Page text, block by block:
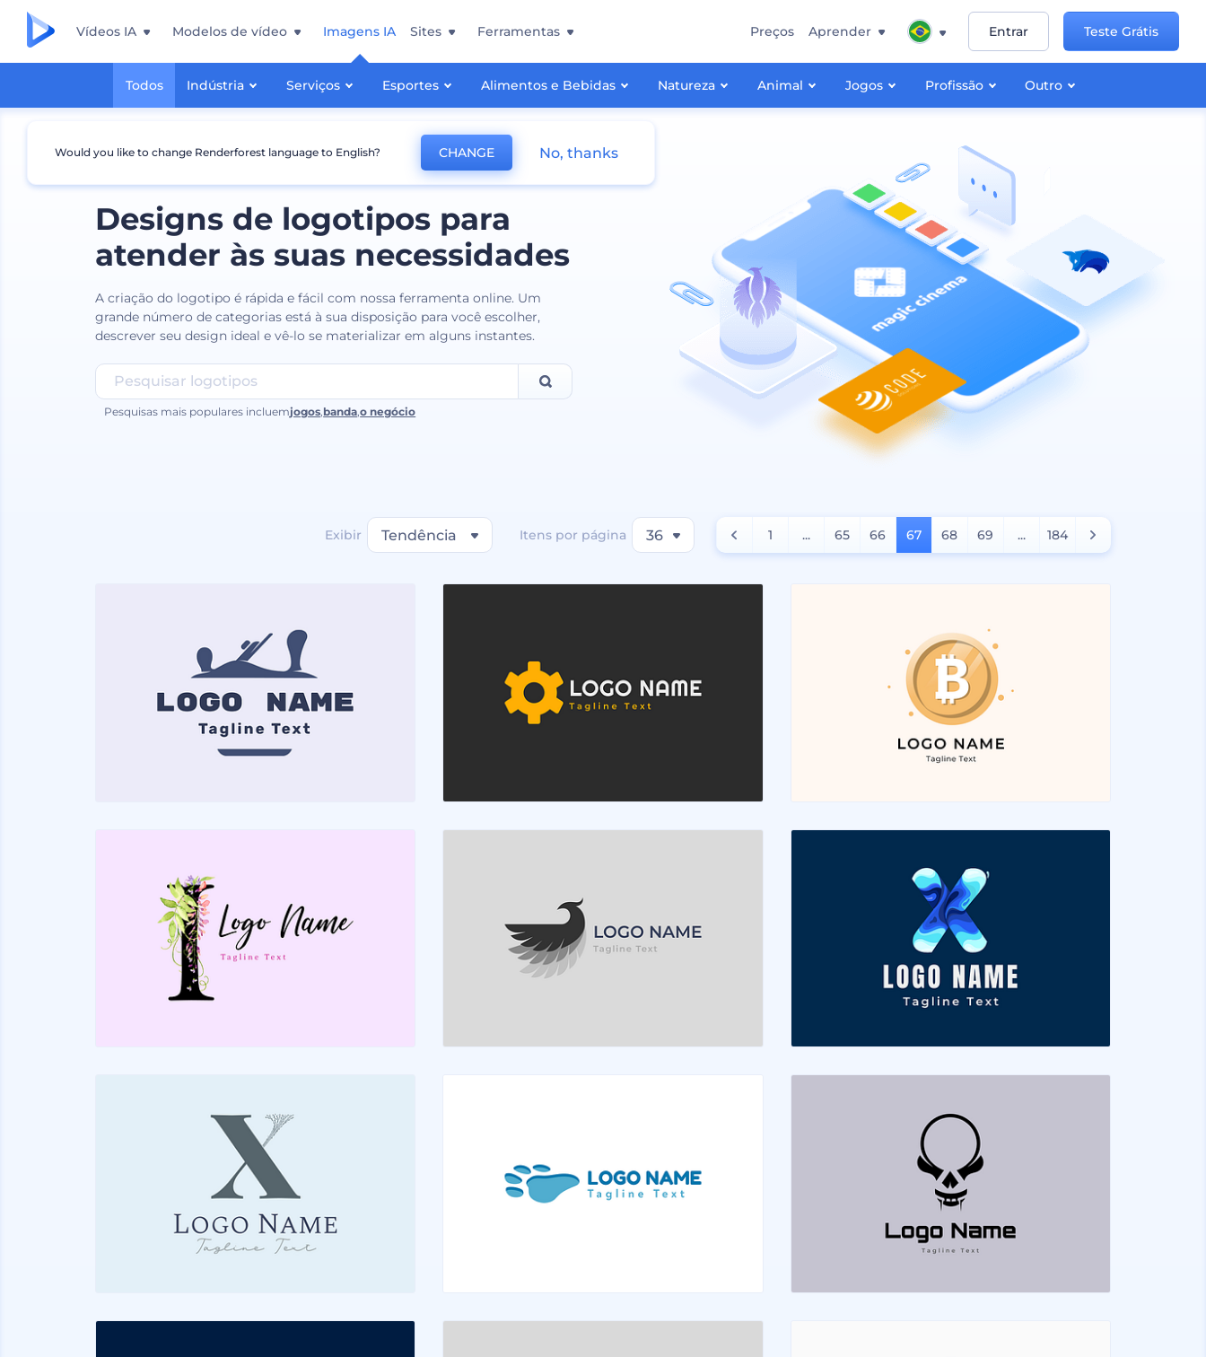
Vídeos IA Modelos de vídeo Imagens IA
Todos Indústria Serviços Esportes Alimentos e Bebidas Natureza Animal Jogos Profissão Outro
Sites Ferramentas Preços Aprender Entrar Teste Grátis
Designs de logotipos para
atender às suas necessidades
A criação do logotipo é rápida e fácil com nossa ferramenta online. Um
grande número de categorias está à sua disposição para você escolher,
descrever seu design ideal e vê-lo se materializar em alguns instantes.
Pesquisas mais populares incluemjogos banda ,o negócio
Exibir Tendência Itens por página 36 1 ... 65 66 67 68 69 ... 184
Would you like to change Renderforest language to English? CHANGE No, thanks